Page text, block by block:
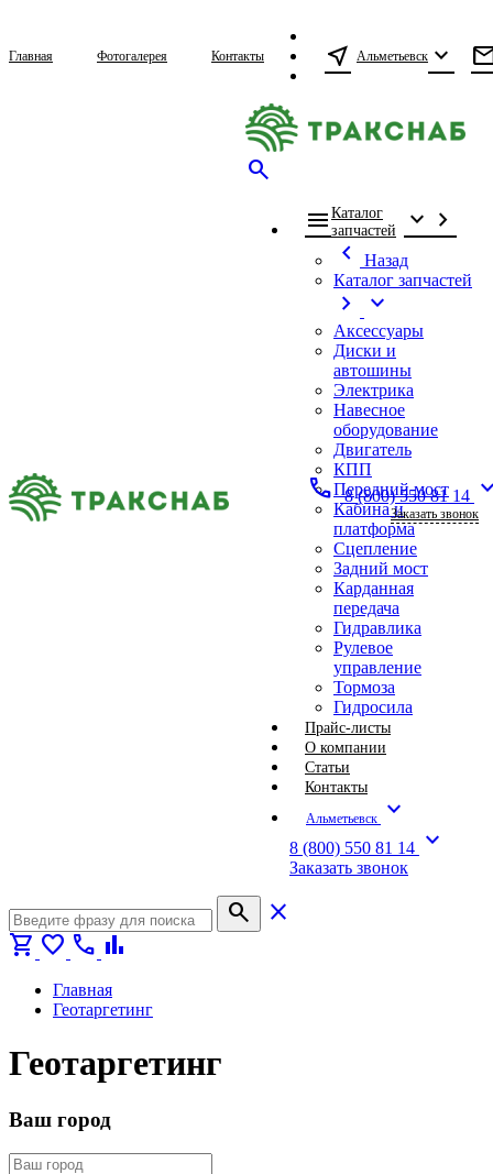
Главная Фотогалерея Контакты near_me Альметьевск expand_more
search
menu Каталог
запчастей
expand_more chevron_right
chevron_left
Назад
Каталог запчастей
chevron_right expand_more
Аксессуары
Диски и
автошины
Электрика
Навесное
оборудование
Двигатель
КПП
Передний мост
Кабина и
платформа
Сцепление
Задний мост
Карданная
передача
Гидравлика
Рулевое
управление
Тормоза
Гидросила
Прайс-листы
О компании
Статьи
Контакты
Альметьевск expand_more
8 (800) 550 81 14 expand_more
Заказать звонок
call 8 (800) 550 81 14
Заказать звонок
search
close
shopping_cart favorite call bar_chart
Главная
Геотаргетинг
Геотаргетинг
Ваш город